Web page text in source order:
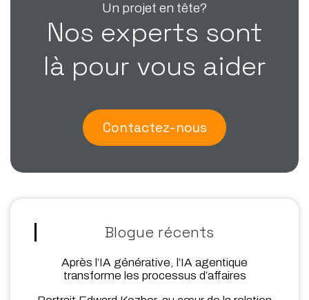
Un projet en tête?
Nos experts sont
là pour vous aider
Contactez-nous
Blogue récents
Après l’IA générative, l’IA agentique
transforme les processus d’affaires